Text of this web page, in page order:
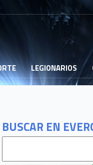
LEGIONARIOS
BUSCAR EN